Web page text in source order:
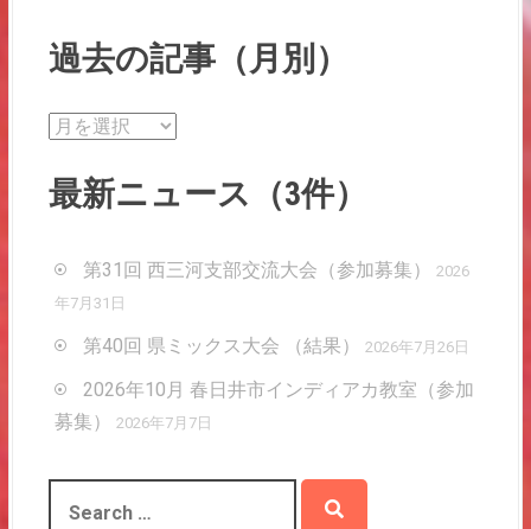
過去の記事（月別）
過
の
記
（
月
）
最新ニュース（3件）
第31回 西三河支部交流大会（参加募集）
2026
年7月31日
第40回 県ミックス大会 （結果） 2026年7月26日
2026年10月 春日井市インディアカ教室（参加
募集）
2026年7月7日